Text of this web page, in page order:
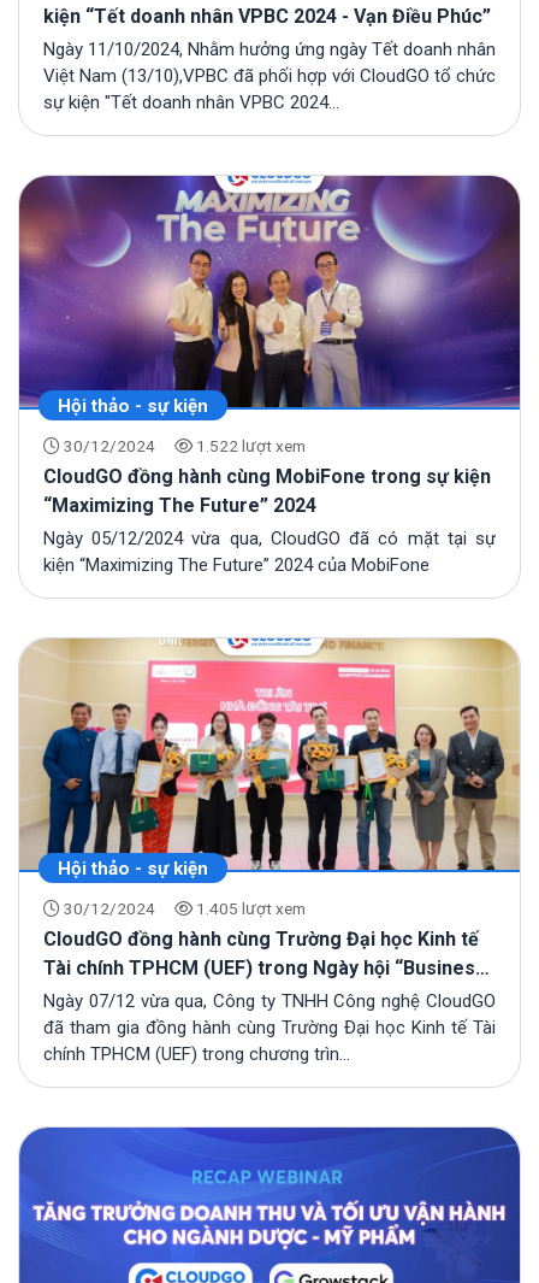
kiện “Tết doanh nhân VPBC 2024 - Vạn Điều Phúc”
Ngày 11/10/2024, Nhằm hưởng ứng ngày Tết doanh nhân
Việt Nam (13/10),VPBC đã phối hợp với CloudGO tổ chức
sự kiện "Tết doanh nhân VPBC 2024...
Hội thảo - sự kiện
30/12/2024 1.522 lượt xem
CloudGO đồng hành cùng MobiFone trong sự kiện
“Maximizing The Future” 2024
Ngày 05/12/2024 vừa qua, CloudGO đã có mặt tại sự
kiện “Maximizing The Future” 2024 của MobiFone
Hội thảo - sự kiện
30/12/2024 1.405 lượt xem
CloudGO đồng hành cùng Trường Đại học Kinh tế
Tài chính TPHCM (UEF) trong Ngày hội “Business
Matching”
Ngày 07/12 vừa qua, Công ty TNHH Công nghệ CloudGO
đã tham gia đồng hành cùng Trường Đại học Kinh tế Tài
chính TPHCM (UEF) trong chương trìn...